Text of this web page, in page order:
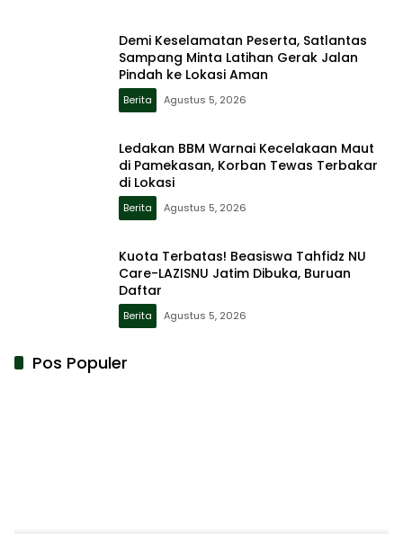
Demi Keselamatan Peserta, Satlantas
Sampang Minta Latihan Gerak Jalan
Pindah ke Lokasi Aman
Berita Agustus 5, 2026
Ledakan BBM Warnai Kecelakaan Maut
di Pamekasan, Korban Tewas Terbakar
di Lokasi
Berita Agustus 5, 2026
Kuota Terbatas! Beasiswa Tahfidz NU
Care-LAZISNU Jatim Dibuka, Buruan
Daftar
Berita Agustus 5, 2026
Pos Populer